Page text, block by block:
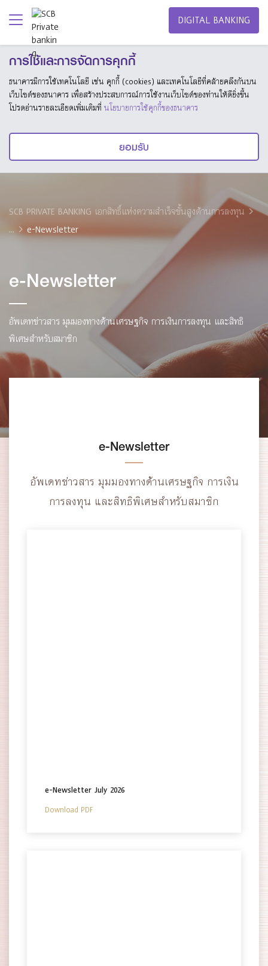
DIGITAL BANKING
การใช้และการจัดการคุกกี้
ธนาคารมีการใช้เทคโนโลยี เช่น คุกกี้ (cookies) และเทคโนโลยีที่คล้ายคลึงกันบน
เว็บไซต์ของธนาคาร เพื่อสร้างประสบการณ์การใช้งานเว็บไซต์ของท่านให้ดียิ่งขึ้น
โปรดอ่านรายละเอียดเพิ่มเติมที่ นโยบายการใช้คุกกี้ของธนาคาร
ยอมรับ
SCB PRIVATE BANKING เอกสิทธิ์แห่งความสำเร็จขั้นสูงด้านการลงทุน
...
e-Newsletter
e-Newsletter
อัพเดทข่าวสาร มุมมองทางด้านเศรษฐกิจ การเงินการลงทุน และสิทธิ
พิเศษสำหรับสมาชิก
e-Newsletter
อัพเดทข่าวสาร มุมมองทางด้านเศรษฐกิจ การเงิน
การลงทุน และสิทธิพิเศษสำหรับสมาชิก
e-Newsletter July 2026
Download PDF